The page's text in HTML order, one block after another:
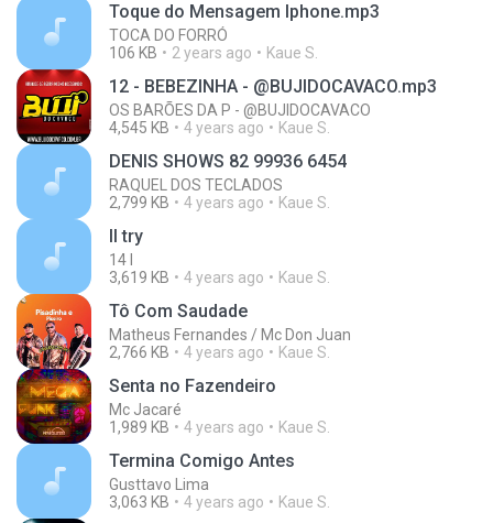
Toque do Mensagem Iphone.mp3
TOCA DO FORRÓ
106 KB
2 years ago Kaue S.
12 - BEBEZINHA - @BUJIDOCAVACO.mp3
OS BARÕES DA P - @BUJIDOCAVACO
4,545 KB
4 years ago Kaue S.
DENIS SHOWS 82 99936 6454
RAQUEL DOS TECLADOS
2,799 KB
4 years ago Kaue S.
ll try
14 I
3,619 KB
4 years ago Kaue S.
Tô Com Saudade
Matheus Fernandes / Mc Don Juan
2,766 KB
4 years ago Kaue S.
Senta no Fazendeiro
Mc Jacaré
1,989 KB
4 years ago Kaue S.
Termina Comigo Antes
Gusttavo Lima
3,063 KB
4 years ago Kaue S.